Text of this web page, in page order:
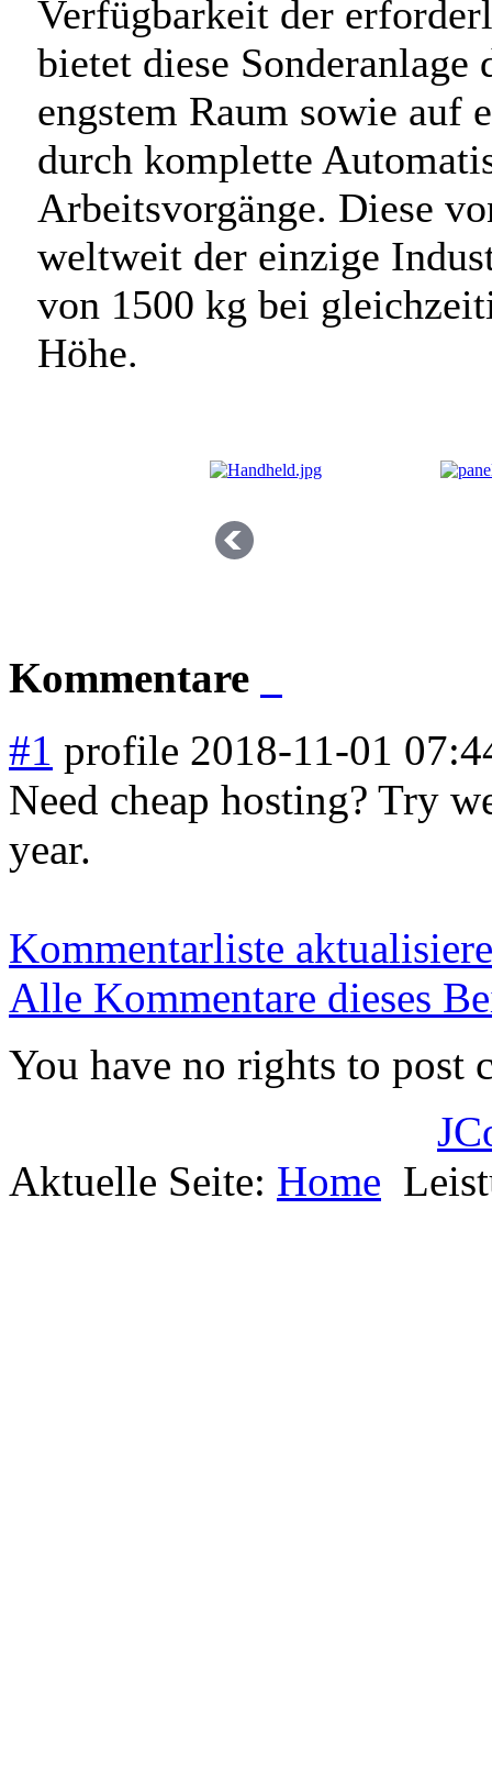
Verfügbarkeit der
bietet diese
engstem Raum sowie
durch komplette
Arbeitsvorgänge. Diese
weltweit der einzige
von 1500 kg bei
Höhe.
Kommentare
#1 profile 2018-11-01
Need cheap hosting? Try
year.
Kommentarliste
Alle Kommentare dieses
You have no rights to post
Aktuelle Seite: Home